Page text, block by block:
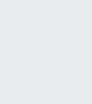
Technique